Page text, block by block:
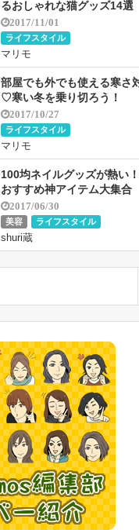
るおしゃれな猫グッズ14選
2017/11/01
ライフスタイル
マリモ
部屋でも外でも使える寒さ
♡寒い冬を乗り切ろう！
2017/10/27
ライフスタイル
マリモ
100均ネイルグッズが熱い
おすすめ神アイテム大集合
2017/06/30
美容 ライフスタイル
shuri蔵